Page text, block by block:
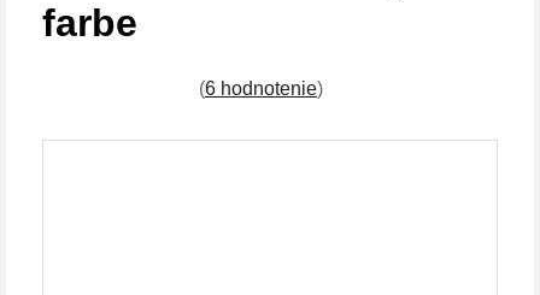
farbe
(6 hodnotenie)